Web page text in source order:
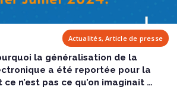
la généralisation de la facturation électronique a été
fois et ce n’est pas ce qu’on imaginait …
Actualités, Article de presse
la généralisation de la
a été reportée pour la
n’est pas ce qu’on imaginait …